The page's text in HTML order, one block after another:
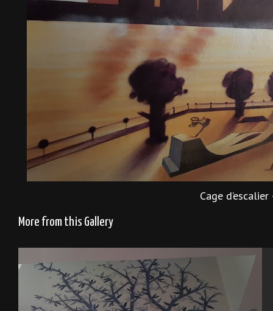
Cage
More from this Gallery